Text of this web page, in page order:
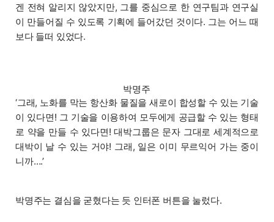
겐 전혀 알리지 않았지만, 그를 중심으로 한 연구팀과 연구실
이 만들어질 수 있도록 기획에 들어갔던 것이다. 그는 어느 때
보다 들떠 있었다.
박명주
‘그래, 노화를 막는 항산화 물질을 새로이 합성할 수 있는 기술
이 있다면! 그 기술을 이용하여 모두에게 공급할 수 있는 형태
로 약을 만들 수 있다면! 대박그룹은 문자 그대로 세계적으로
대박이 날 수 있는 거야! 그래, 일은 이미 무르익어 가는 중이
니까….’
박명주는 결심을 굳혔다는 듯 인터폰 버튼을 눌렀다.